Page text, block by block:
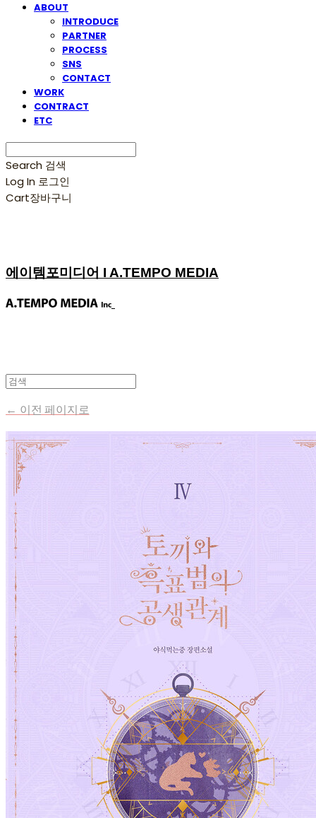
ABOUT
INTRODUCE
PARTNER
PROCESS
SNS
CONTACT
WORK
CONTRACT
ETC
Search 검색
Log In 로그인
Cart장바구니
에이템포미디어 I A.TEMPO MEDIA
← 이전 페이지로